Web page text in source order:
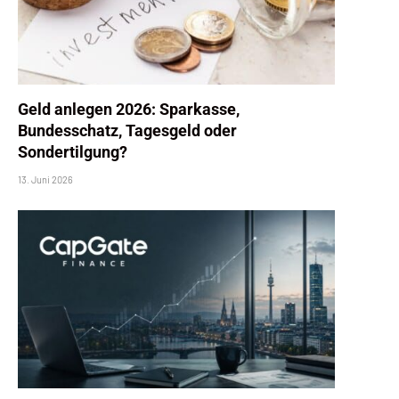
Geld anlegen 2026: Sparkasse,
Bundesschatz, Tagesgeld oder
Sondertilgung?
13. Juni 2026